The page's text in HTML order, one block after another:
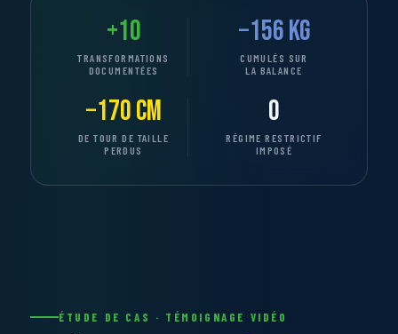
+10
TRANSFORMATIONS
DOCUMENTÉES
−156 kg
CUMULÉS SUR
LA BALANCE
−170 cm
DE TOUR DE TAILLE
PERDUS
0
RÉGIME RESTRICTIF
IMPOSÉ
ÉTUDE DE CAS · TÉMOIGNAGE VIDÉO